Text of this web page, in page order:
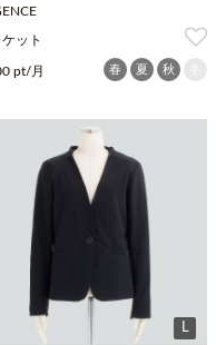
ット
pt/月 春 夏 秋
L